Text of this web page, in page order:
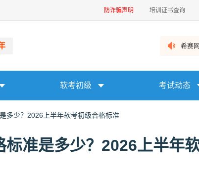
防诈骗声明 培训证书查询
希赛
软考初级 考试动态
多少？2026上半年软考初级合格标准
准是多少？2026上半年